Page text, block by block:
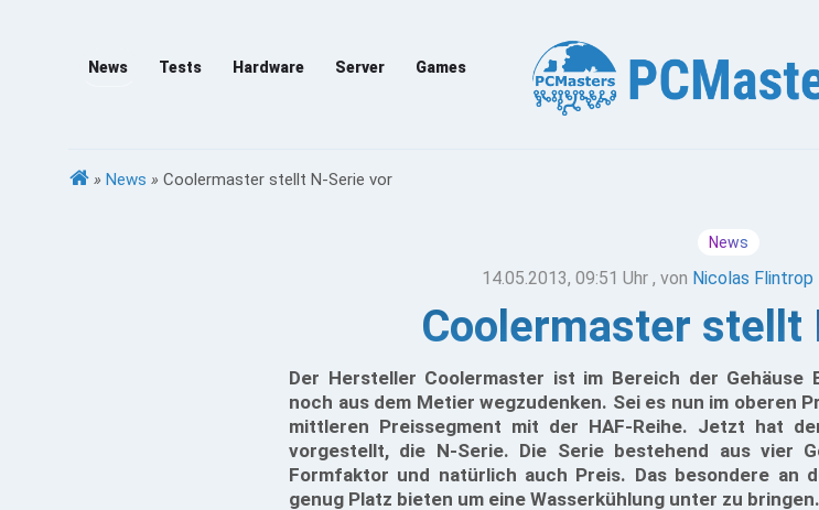
News Tests Hardware Server Games
» News » Coolermaster stellt N-Serie vor
News
14.05.2013, 09:51 Uhr , von Nicolas Flintrop
Coolermaster stellt
Der Hersteller Coolermaster ist im Bereich der Gehäuse
noch aus dem Metier wegzudenken. Sei es nun im oberen
mittleren Preissegment mit der HAF-Reihe. Jetzt hat
vorgestellt, die N-Serie. Die Serie bestehend aus vier
Formfaktor und natürlich auch Preis. Das besondere an
genug Platz bieten um eine Wasserkühlung unter zu bringen.